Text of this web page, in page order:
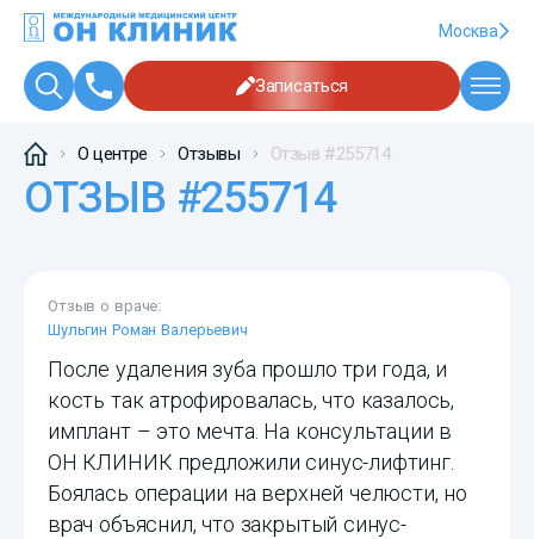
Москва
Записаться
О центре Отзывы Отзыв #255714
ОТЗЫВ #255714
Отзыв о враче:
Шульгин Роман Валерьевич
После удаления зуба прошло три года, и
кость так атрофировалась, что казалось,
имплант – это мечта. На консультации в
ОН КЛИНИК предложили синус-лифтинг.
Боялась операции на верхней челюсти, но
врач объяснил, что закрытый синус-